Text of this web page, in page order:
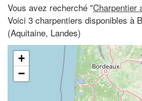
Vous avez recherché "Charpentier
Voici 3 charpentiers disponibles à
(Aquitaine, Landes)
+
−